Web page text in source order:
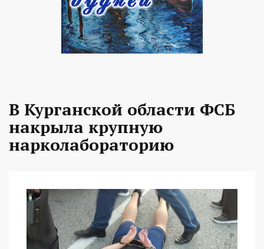
В Курганской области ФСБ
накрыла крупную
нарколабораторию